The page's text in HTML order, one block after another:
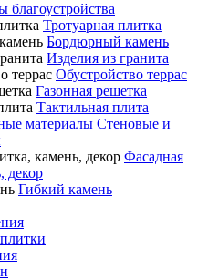
благоустройства
Тротуарная плитка
Бордюрный камень
Изделия из гранита
Обустройство террас
Газонная решетка
Тактильная плита
Стеновые и
Фасадная
декор
Гибкий камень